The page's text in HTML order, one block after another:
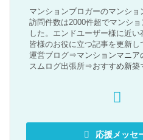
マンションブロガーのマンシ
訪問件数は2000件超でマンシ
した。エンドユーザー様に近
皆様のお役に立つ記事を更新し
運営ブログ⇒マンションマニア
スムログ出張所⇒おすすめ新築
応援メッセ